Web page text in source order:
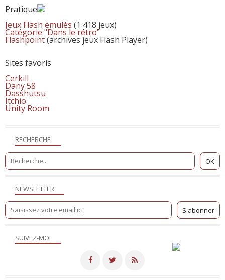
NEWSLETTER
SUIVEZ-MOI
RECHERCHE
Pratique
Jeux Flash émulés (1 418 jeux)
Catégorie "Dans le rétro"
Flashpoint(archives jeux Flash Player)
Sites favoris
Cerkill
Dany 58
Dasshutsu
Itchio
Unity Room